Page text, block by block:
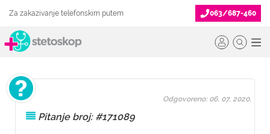
Za zakazivanje telefonskim putem 063/687-460
Pitanje broj: #171089
Odgovoreno: 06. 07. 2020.